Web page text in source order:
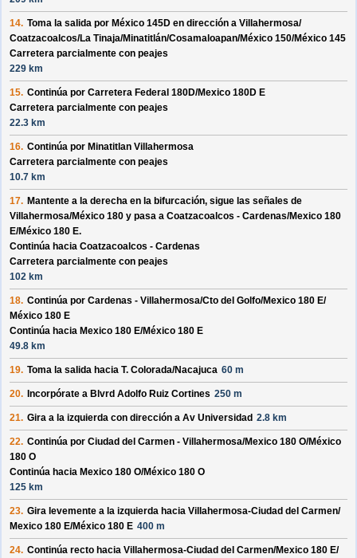
14. Toma la salida por México 145D en dirección a Villahermosa/
Coatzacoalcos/La Tinaja/Minatitlán/Cosamaloapan/México 150/México 145
Carretera parcialmente con peajes
229 km
15. Continúa por Carretera Federal 180D/Mexico 180D E
Carretera parcialmente con peajes
22.3 km
16. Continúa por Minatitlan Villahermosa
Carretera parcialmente con peajes
10.7 km
17. Mantente a la derecha en la bifurcación, sigue las señales de
Villahermosa/México 180 y pasa a Coatzacoalcos - Cardenas/Mexico 180
E/México 180 E.
Continúa hacia Coatzacoalcos - Cardenas
Carretera parcialmente con peajes
102 km
18. Continúa por Cardenas - Villahermosa/Cto del Golfo/Mexico 180 E/
México 180 E
Continúa hacia Mexico 180 E/México 180 E
49.8 km
19. Toma la salida hacia T. Colorada/Nacajuca 60 m
20. Incorpórate a Blvrd Adolfo Ruiz Cortines 250 m
21. Gira a la izquierda con dirección a Av Universidad 2.8 km
22. Continúa por Ciudad del Carmen - Villahermosa/Mexico 180 O/México
180 O
Continúa hacia Mexico 180 O/México 180 O
125 km
23. Gira levemente a la izquierda hacia Villahermosa-Ciudad del Carmen/
Mexico 180 E/México 180 E 400 m
24. Continúa recto hacia Villahermosa-Ciudad del Carmen/Mexico 180 E/